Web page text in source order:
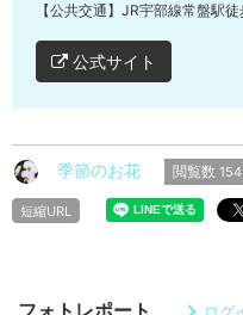
【公共交通】JR宇部線常盤駅
公式サイト
季節のお花 閲覧数
短縮URL